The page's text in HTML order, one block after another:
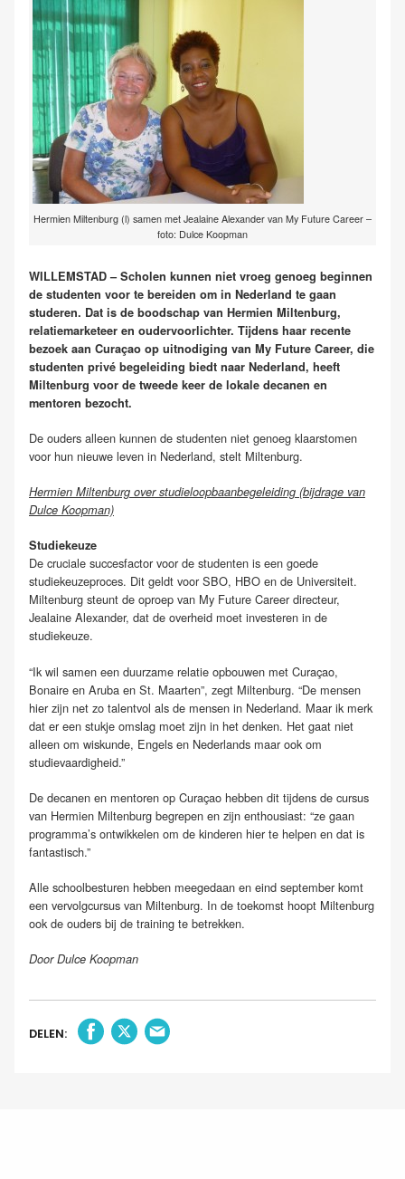
Hermien Miltenburg (l) samen met Jealaine Alexander van My Future Career –
foto: Dulce Koopman
WILLEMSTAD – Scholen kunnen niet vroeg genoeg beginnen
de studenten voor te bereiden om in Nederland te gaan
studeren. Dat is de boodschap van Hermien Miltenburg,
relatiemarketeer en oudervoorlichter. Tijdens haar recente
bezoek aan Curaçao op uitnodiging van My Future Career, die
studenten privé begeleiding biedt naar Nederland, heeft
Miltenburg voor de tweede keer de lokale decanen en
mentoren bezocht.
De ouders alleen kunnen de studenten niet genoeg klaarstomen
voor hun nieuwe leven in Nederland, stelt Miltenburg.
Hermien Miltenburg over studieloopbaanbegeleiding (bijdrage van
Dulce Koopman)
Studiekeuze
De cruciale succesfactor voor de studenten is een goede
studiekeuzeproces. Dit geldt voor SBO, HBO en de Universiteit.
Miltenburg steunt de oproep van My Future Career directeur,
Jealaine Alexander, dat de overheid moet investeren in de
studiekeuze.
“Ik wil samen een duurzame relatie opbouwen met Curaçao,
Bonaire en Aruba en St. Maarten”, zegt Miltenburg. “De mensen
hier zijn net zo talentvol als de mensen in Nederland. Maar ik merk
dat er een stukje omslag moet zijn in het denken. Het gaat niet
alleen om wiskunde, Engels en Nederlands maar ook om
studievaardigheid.”
De decanen en mentoren op Curaçao hebben dit tijdens de cursus
van Hermien Miltenburg begrepen en zijn enthousiast: “ze gaan
programma’s ontwikkelen om de kinderen hier te helpen en dat is
fantastisch.”
Alle schoolbesturen hebben meegedaan en eind september komt
een vervolgcursus van Miltenburg. In de toekomst hoopt Miltenburg
ook de ouders bij de training te betrekken.
Door Dulce Koopman
DELEN: